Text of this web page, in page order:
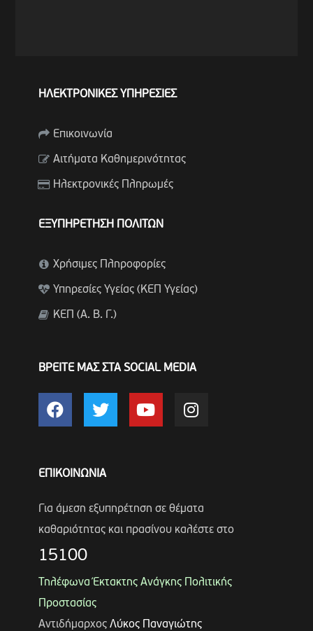
ΗΛΕΚΤΡΟΝΙΚΕΣ ΥΠΗΡΕΣΙΕΣ
Επικοινωνία
Αιτήματα Καθημερινότητας
Ηλεκτρονικές Πληρωμές
ΕΞΥΠΗΡΕΤΗΣΗ ΠΟΛΙΤΩΝ
Χρήσιμες Πληροφορίες
Υπηρεσίες Υγείας (ΚΕΠ Υγείας)
ΚΕΠ (Α. Β. Γ.)
ΒΡΕΙΤΕ ΜΑΣ ΣΤΑ SOCIAL MEDIA
ΕΠΙΚΟΙΝΩΝΙΑ
Για άμεση εξυπηρέτηση σε θέματα
καθαριότητας και πρασίνου καλέστε στο
15100
Τηλέφωνα Έκτακτης Ανάγκης Πολιτικής
Προστασίας
Αντιδήμαρχος Λύκος Παναγιώτης